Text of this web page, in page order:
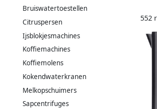
Bruiswatertoestellen
Citruspersen
Ijsblokjesmachines
Koffiemachines
Koffiemolens
Kokendwaterkranen
Melkopschuimers
Sapcentrifuges
552